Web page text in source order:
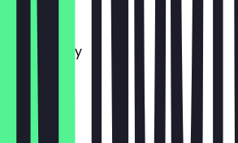
Monday
Tuesday
Wednesday
Thursday
Friday
Saturday
Sunday